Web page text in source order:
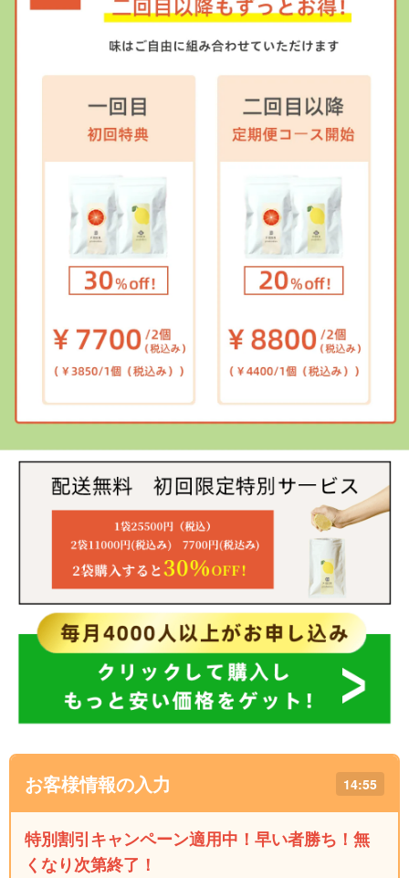
お客様情報の入力 14:54
特別割引キャンペーン適用中！早い者勝ち！無
くなり次第終了！